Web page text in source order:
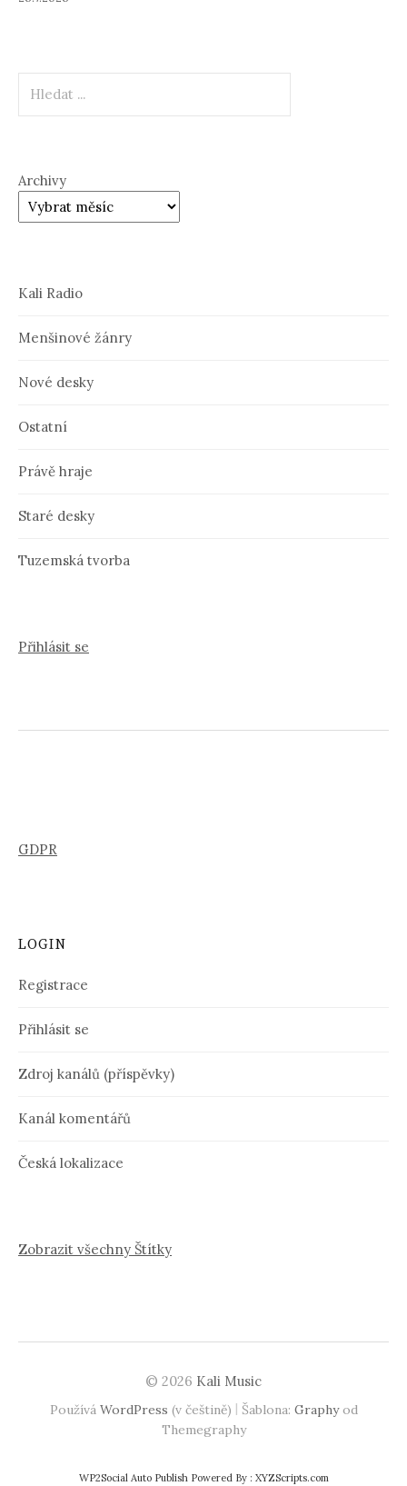
Archivy
Kali Radio
Menšinové žánry
Nové desky
Ostatní
Právě hraje
Staré desky
Tuzemská tvorba
Přihlásit se
GDPR
LOGIN
Registrace
Přihlásit se
Zdroj kanálů (příspěvky)
Kanál komentářů
Česká lokalizace
Zobrazit všechny Štítky
© 2026 Kali Music
Používá WordPress (v češtině) | Šablona: Graphyod
Themegraphy
WP2Social Auto PublishPowered By : XYZScripts.com